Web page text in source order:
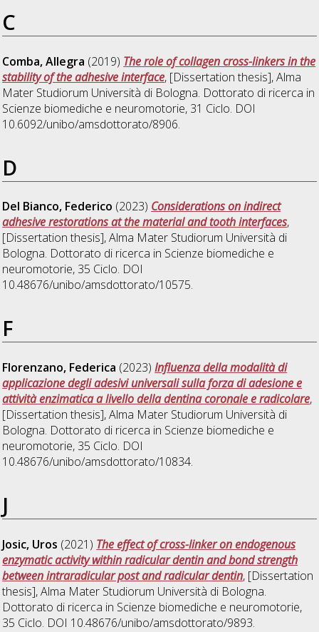
C
Comba, Allegra (2019) The role of collagen cross-linkers in the
stability of the adhesive interface, [Dissertation thesis], Alma
Mater Studiorum Università di Bologna. Dottorato di ricerca in
Scienze biomediche e neuromotorie, 31 Ciclo. DOI
10.6092/unibo/amsdottorato/8906.
D
Del Bianco, Federico (2023) Considerations on indirect
adhesive restorations at the material and tooth interfaces,
[Dissertation thesis], Alma Mater Studiorum Università di
Bologna. Dottorato di ricerca in Scienze biomediche e
neuromotorie, 35 Ciclo. DOI
10.48676/unibo/amsdottorato/10575.
F
Florenzano, Federica (2023)Influenza della modalità di
applicazione degli adesivi universali sulla forza di adesione e
attività enzimatica a livello della dentina coronale e radicolare,
[Dissertation thesis], Alma Mater Studiorum Università di
Bologna. Dottorato di ricerca in Scienze biomediche e
neuromotorie, 35 Ciclo. DOI
10.48676/unibo/amsdottorato/10834.
J
Josic, Uros (2021) The effect of cross-linker on endogenous
enzymatic activity within radicular dentin and bond strength
between intraradicular post and radicular dentin, [Dissertation
thesis], Alma Mater Studiorum Università di Bologna.
Dottorato di ricerca in Scienze biomediche e neuromotorie,
35 Ciclo. DOI 10.48676/unibo/amsdottorato/9893.